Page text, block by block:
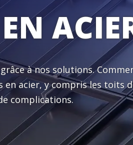
à nos solutions.
acier, y compris les toits
complications.